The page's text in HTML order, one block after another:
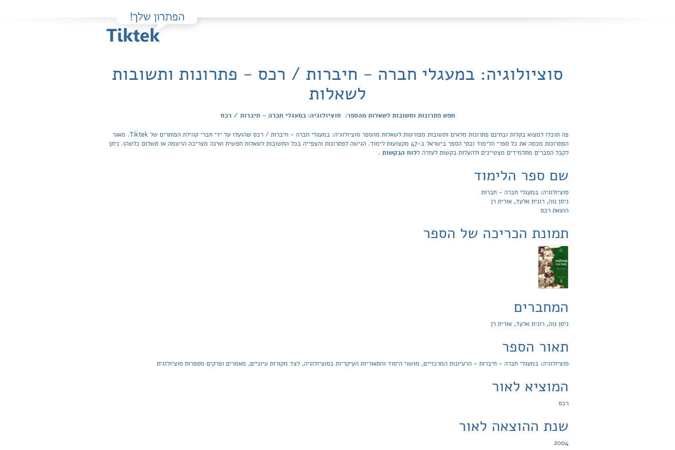
סוציולוגיה: במעגלי חברה - חיברות / רכס - פתרונות ותשובות
לשאלות
חפש פתרונות ותשובות לשאלות מהספר: סוציולוגיה: במעגלי חברה - חיברות / רכס
פה תוכלו למצוא בקלות ובחינם פתרונות מלאים ותשובות מפורטות לשאלות מהספר סוציולוגיה: במעגלי חברה - חיברות / רכס שהועלו על ידי חברי קהילת הפותרים של Tiktek. מאגר
הפתרונות מכסה את כל ספרי הלימוד ובתי הספר בישראל ב-47 מקצועות לימוד. הגישה לפתרונות והצפייה בכל התשובות לשאלות חפשית ואינה מצריכה הרשמה או תשלום כלשהו. ניתן
לקבל הסברים מתלמידים מצטיינים ולהעלות בקשות לעזרה ללוח הבקשות .
שם ספר הלימוד
סוציולוגיה: במעגלי חברה - חברות
ניסן נוה, רונית אלעד, אורית רן
הוצאת רכס
תמונת הכריכה של הספר
המחברים
ניסן נוה, רונית אלעד, אורית רן
תאור הספר
סוציולוגיה: במעגלי חברה - חיברות - הרעיונות המרכזיים, מושגי היסוד והתאוריות העיקריות בסוציולוגיה, לצד מקורות עיוניים, מאמרים ופרקים מספרות סוציולוגית
המוציא לאור
רכס
שנת ההוצאה לאור
2004